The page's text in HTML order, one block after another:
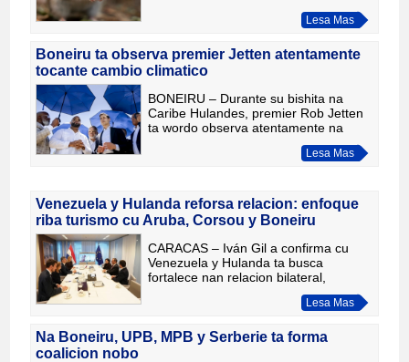
hanta riba un barco crucero, GGD
Bonaire / Salubridad Publico di
cu
Lesa Mas
Boneiru ta observa premier Jetten atentamente
tocante cambio climatico
BONEIRU – Durante su bishita na
Caribe Hulandes, premier Rob Jetten
ta wordo observa atentamente na
Boneiru tocante su posicion riba
cambio climatico. Esaki despues cu un
Lesa Mas
Venezuela y Hulanda reforsa relacion: enfoque
riba turismo cu Aruba, Corsou y Boneiru
CARACAS – Iván Gil a confirma cu
Venezuela y Hulanda ta busca
fortalece nan relacion bilateral,
incluyendo un enfoke particular riba
turismo cu e islanan Hulandes den
Lesa Mas
Na Boneiru, UPB, MPB y Serberie ta forma
coalicion nobo